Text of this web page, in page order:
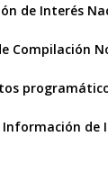
de Interés
Compilación
Información de